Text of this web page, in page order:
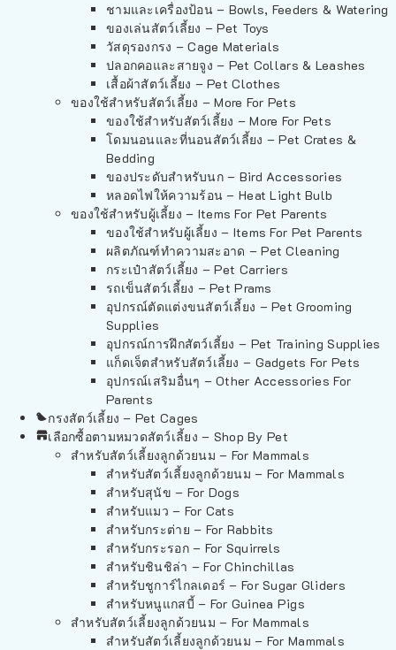
ชามและเครื่องป้อน – Bowls, Feeders & Watering
ของเล่นสัตว์เลี้ยง – Pet Toys
วัสดุรองกรง – Cage Materials
ปลอกคอและสายจูง – Pet Collars & Leashes
เสื้อผ้าสัตว์เลี้ยง – Pet Clothes
ของใช้สำหรับสัตว์เลี้ยง – More For Pets
ของใช้สำหรับสัตว์เลี้ยง – More For Pets
โดมนอนและที่นอนสัตว์เลี้ยง – Pet Crates &
Bedding
ของประดับสำหรับนก – Bird Accessories
หลอดไฟให้ความร้อน – Heat Light Bulb
ของใช้สำหรับผู้เลี้ยง – Items For Pet Parents
ของใช้สำหรับผู้เลี้ยง – Items For Pet Parents
ผลิตภัณฑ์ทำความสะอาด – Pet Cleaning
กระเป๋าสัตว์เลี้ยง – Pet Carriers
รถเข็นสัตว์เลี้ยง – Pet Prams
อุปกรณ์ตัดแต่งขนสัตว์เลี้ยง – Pet Grooming
Supplies
อุปกรณ์การฝึกสัตว์เลี้ยง – Pet Training Supplies
แก็ดเจ็ตสำหรับสัตว์เลี้ยง – Gadgets For Pets
อุปกรณ์เสริมอื่นๆ – Other Accessories For
Parents
กรงสัตว์เลี้ยง – Pet Cages
เลือกซื้อตามหมวดสัตว์เลี้ยง – Shop By Pet
สำหรับสัตว์เลี้ยงลูกด้วยนม – For Mammals
สำหรับสัตว์เลี้ยงลูกด้วยนม – For Mammals
สำหรับสุนัข – For Dogs
สำหรับแมว – For Cats
สำหรับกระต่าย – For Rabbits
สำหรับกระรอก – For Squirrels
สำหรับชินชิล่า – For Chinchillas
สำหรับชูการ์ไกลเดอร์ – For Sugar Gliders
สำหรับหนูแกสบี้ – For Guinea Pigs
สำหรับสัตว์เลี้ยงลูกด้วยนม – For Mammals
สำหรับสัตว์เลี้ยงลูกด้วยนม – For Mammals